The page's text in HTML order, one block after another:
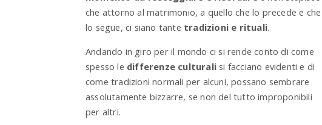
che attorno al matrimonio, a quello che lo precede e che
lo segue, ci siano tante tradizioni e rituali.
Andando in giro per il mondo ci si rende conto di come
spesso le differenze culturali si facciano evidenti e di
come tradizioni normali per alcuni, possano sembrare
assolutamente bizzarre, se non del tutto improponibili
per altri.